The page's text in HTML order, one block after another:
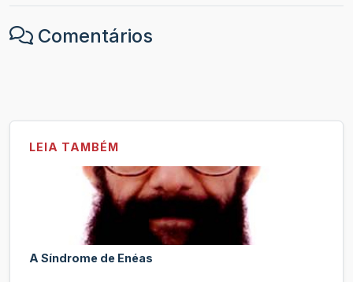
Comentários
LEIA TAMBÉM
A Síndrome de Enéas